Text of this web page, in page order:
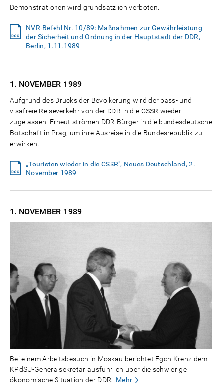
Demonstrationen wird grundsätzlich verboten.
NVR-Befehl Nr. 10/89: Maßnahmen zur Gewährleistung
der Sicherheit und Ordnung in der Hauptstadt der DDR,
Berlin, 1.11.1989
1. NOVEMBER 1989
Aufgrund des Drucks der Bevölkerung wird der pass- und
visafreie Reiseverkehr von der DDR in die CSSR wieder
zugelassen. Erneut strömen DDR-Bürger in die bundesdeutsche
Botschaft in Prag, um ihre Ausreise in die Bundesrepublik zu
erwirken.
„Touristen wieder in die CSSR", Neues Deutschland, 2.
November 1989
1. NOVEMBER 1989
Bei einem Arbeitsbesuch in Moskau berichtet Egon Krenz dem
KPdSU-Generalsekretär ausführlich über die schwierige
ökonomische Situation der DDR.
Mehr